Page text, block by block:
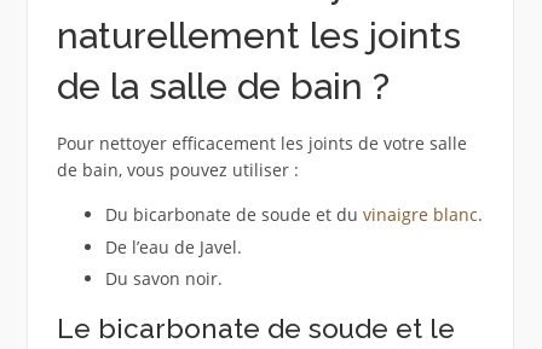
naturellement les joints
de la salle de bain ?
Pour nettoyer efficacement les joints de votre salle
de bain, vous pouvez utiliser :
Du bicarbonate de soude et du vinaigre blanc.
De l’eau de Javel.
Du savon noir.
Le bicarbonate de soude et le